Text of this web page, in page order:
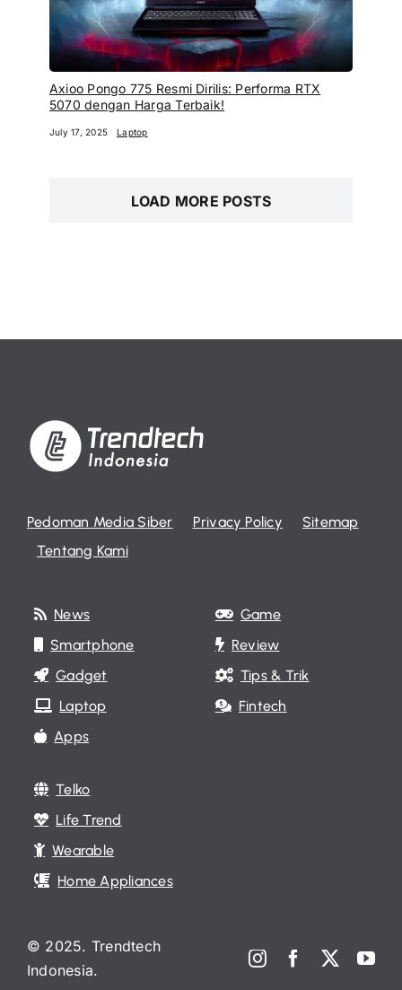
Axioo Pongo 775 Resmi Dirilis: Performa RTX
5070 dengan Harga Terbaik!
July 17, 2025 Laptop
LOAD MORE POSTS
Pedoman Media Siber Privacy Policy
Sitemap
Tentang Kami
News
Smartphone
Gadget
Laptop
Apps
Game
Review
Tips & Trik
Fintech
Telko
Life Trend
Wearable
Home Appliances
© 2025. Trendtech
Indonesia.